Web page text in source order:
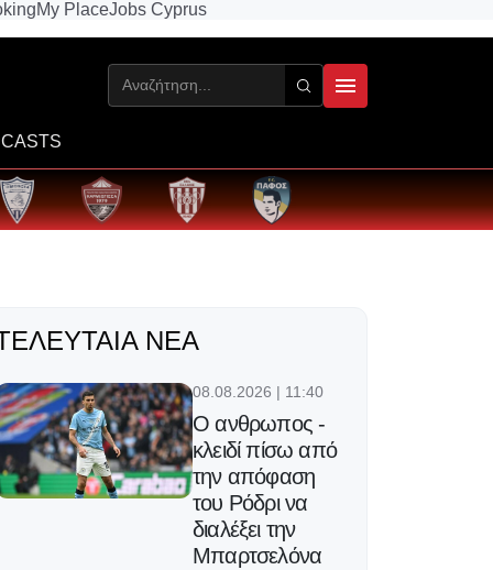
My PlaceJobs Cyprus
ΝΈΑ
08.08.2026 | 11:40
Ο ανθρωπος -
κλειδί πίσω από
την απόφαση
του Ρόδρι να
διαλέξει την
Μπαρτσελόνα